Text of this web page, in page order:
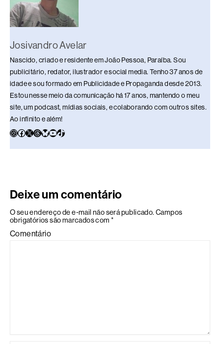
Josivandro Avelar
Nascido, criado e residente em João Pessoa, Paraíba. Sou
publicitário, redator, ilustrador e social media. Tenho 37 anos de
idade e sou formado em Publicidade e Propaganda desde 2013.
Estou nesse meio da comunicação há 17 anos, mantendo o meu
site, um podcast, mídias sociais, e colaborando com outros sites.
Ao infinito e além!
Deixe um comentário
O seu endereço de e-mail não será publicado. Campos
obrigatórios são marcados com *
Comentário